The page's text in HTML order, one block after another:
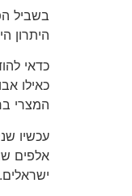
בשביל
היתרון
כדאי
כאילו
המצרי
עכשיו
ישראלים.